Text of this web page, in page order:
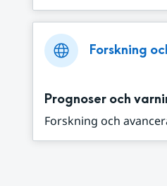
Forskning
Prognoser och
Forskning och